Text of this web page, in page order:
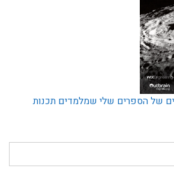
של הספרים שלי שמלמדים תכנות